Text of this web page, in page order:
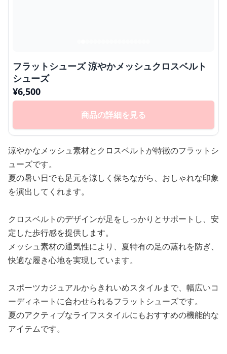
フラットシューズ 涼やかメッシュクロスベルト
シューズ
¥6,500
商品の詳細を見る
涼やかなメッシュ素材とクロスベルトが特徴のフラットシ
ューズです。
夏の暑い日でも足元を涼しく保ちながら、おしゃれな印象
を演出してくれます。
クロスベルトのデザインが足をしっかりとサポートし、安
定した歩行感を提供します。
メッシュ素材の通気性により、夏特有の足の蒸れを防ぎ、
快適な履き心地を実現しています。
スポーツカジュアルからきれいめスタイルまで、幅広いコ
ーディネートに合わせられるフラットシューズです。
夏のアクティブなライフスタイルにもおすすめの機能的な
アイテムです。